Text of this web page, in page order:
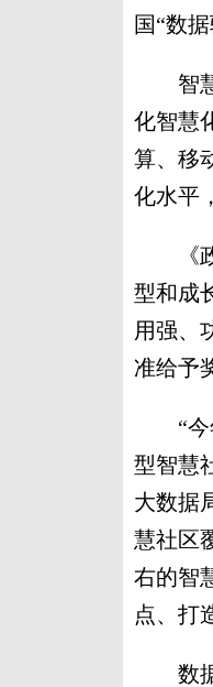
国“数
智慧
化智慧
算、移
化水平
《政
型和成
用强、
准给予
“今年
型智慧
大数据
慧社区
右的智
点、打
数据